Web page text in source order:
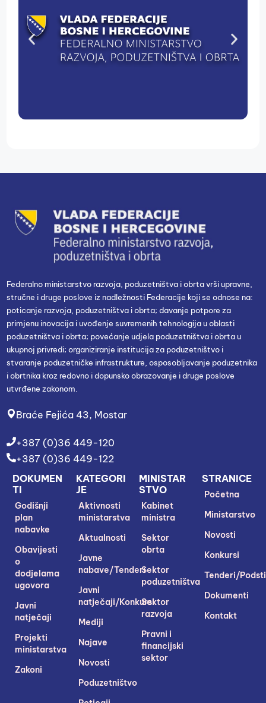
Federalno ministarstvo razvoja, poduzetništva i obrta vrši upravne,
stručne i druge poslove iz nadležnosti Federacije koji se odnose na:
poticanje razvoja, poduzetništva i obrta; davanje potpore za
primjenu inovacija i uvođenje suvremenih tehnologija u oblasti
poduzetništva i obrta; povećanje udjela poduzetništva i obrta u
ukupnoj privredi; organiziranje institucija za poduzetništvo i
stvaranje poduzetničke infrastrukture, osposobljavanje poduzetnika
i obrtnika kroz redovno i dopunsko obrazovanje i druge poslove
utvrđene zakonom.
Braće Fejića 43, Mostar
+387 (0)36 449-120
+387 (0)36 449-122
STRANICE
Početna
Ministarstvo
Novosti
Konkursi
Tenderi/
Dokumenti
Kontakt
MINISTAR
STVO
Kabinet
ministra
Sektor
obrta
Sektor
poduzetništva
Sektor
razvoja
Pravni i
financijski
sektor
KATEGORI
JE
Aktivnosti
ministarstva
Aktualnosti
Javne
nabave/Tenderi
Javni
natječaji/Konkursi
Mediji
Najave
Novosti
Poduzetništvo
DOKUMEN
TI
Godišnji
plan
nabavke
Obavijesti
o
dodjelama
ugovora
Javni
natječaji
Projekti
ministarstva
Zakoni